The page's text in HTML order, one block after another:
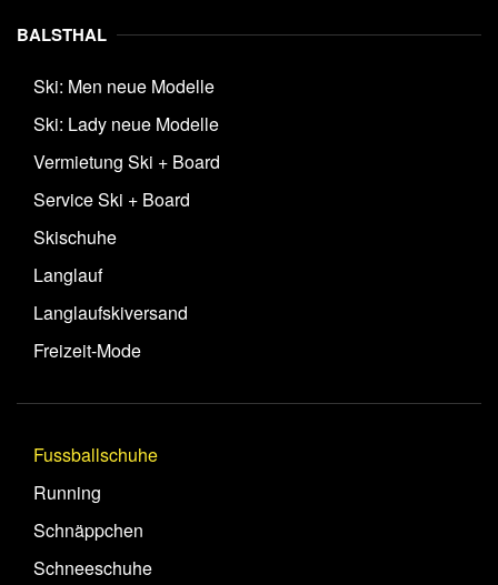
BALSTHAL
Ski: Men neue Modelle
Ski: Lady neue Modelle
Vermietung Ski + Board
Service Ski + Board
Skischuhe
Langlauf
Langlaufskiversand
Freizeit-Mode
Fussballschuhe
Running
Schnäppchen
Schneeschuhe